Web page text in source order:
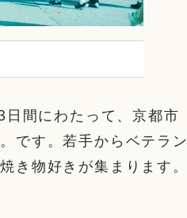
日間にわたって、京都市
です。若手からベテラン
き物好きが集まります。